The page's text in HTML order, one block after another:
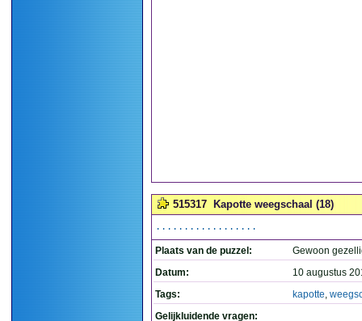
515317 Kapotte weegschaal (18)
..................
Plaats van de puzzel:
Gewoon
Datum:
10 augustus
Tags:
kapotte,
Gelijkluidende vragen: